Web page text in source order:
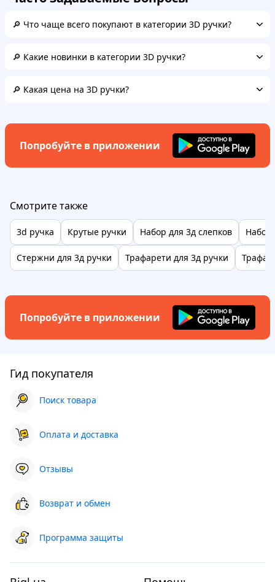
🔎 Что чаще всего покупают в категории 3D ручки?
🔎 Какие новинки в категории 3D ручки?
🔎 Какая цена на 3D ручки?
Попробуйте в приложении
Смотрите также
3d ручка Крутые ручки Набор для 3д слепков Набор
Стержни для 3д ручки Трафарети для 3д ручки
Попробуйте в приложении
Гид покупателя
Поиск товара
Оплата и доставка
Отзывы
Возврат и обмен
Программа защиты